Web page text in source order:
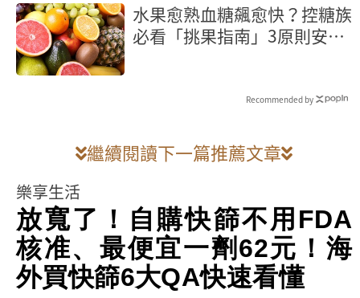
水果愈熟血糖飆愈快？控糖族
必看「挑果指南」3原則安心
Recommended by
繼續閱讀下一篇推薦文章
樂享生活
放寬了！自購快篩不用FDA
核准、最便宜一劑62元！海
外買快篩6大QA快速看懂